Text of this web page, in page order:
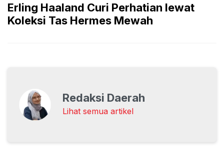
Erling Haaland Curi Perhatian lewat
Koleksi Tas Hermes Mewah
Redaksi Daerah
Lihat semua artikel